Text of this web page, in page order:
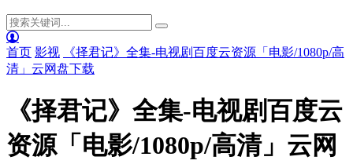
首页 影视
《择君记》全集-电视剧百度云资源「电影/1080p/高
清」云网盘下载
《择君记》全集-电视剧百度云
资源「电影/1080p/高清」云网